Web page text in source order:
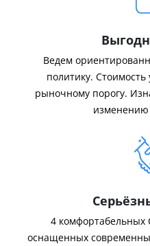
Ведем
политику. Стоимость
рыночному порогу.
изменению
4
оснащенных